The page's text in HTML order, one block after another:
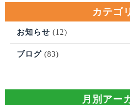
カテゴ
お知らせ (12)
ブログ (83)
月別アー